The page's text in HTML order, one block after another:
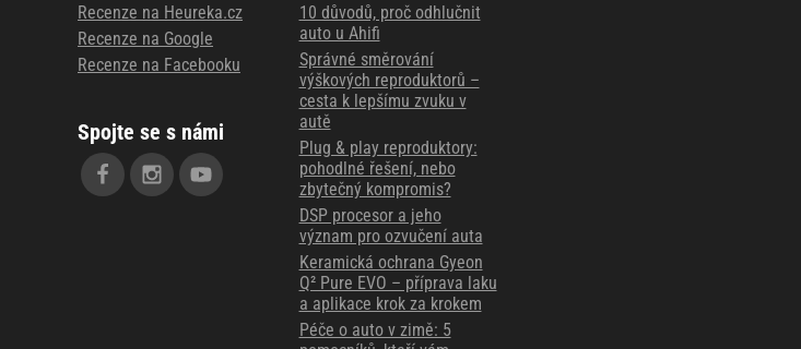
Recenze na Heureka.cz
Recenze na Google
Recenze na Facebooku
Spojte se s námi
10 důvodů, proč odhlučnit
auto u Ahifi
Správné směrování
výškových reproduktorů –
cesta k lepšímu zvuku v
autě
Plug & play reproduktory:
pohodlné řešení, nebo
zbytečný kompromis?
DSP procesor a jeho
význam pro ozvučení auta
Keramická ochrana Gyeon
Q² Pure EVO – příprava laku
a aplikace krok za krokem
Péče o auto v zimě: 5